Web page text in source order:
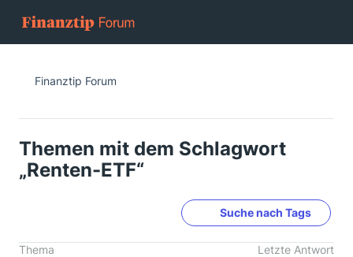
Finanztip Forum
Themen mit dem Schlagwort
„Renten-ETF“
Suche nach Tags
Thema Letzte Antwort